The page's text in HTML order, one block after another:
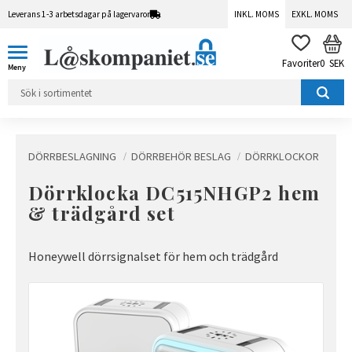
Leverans 1-3 arbetsdagar på lagervaror INKL. MOMS EXKL. MOMS
FAVORITER
0 SEK
DÖRRBESLAGNING DÖRRBEHÖR BESLAG DÖRRKLOCKOR
Dörrklocka DC515NHGP2 hem
& trädgård set
Honeywell dörrsignalset för hem och trädgård